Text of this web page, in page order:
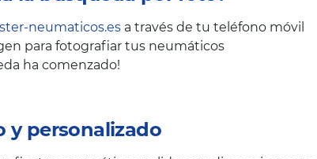
neumaticos.es a través de tu teléfono móvil
para fotografiar tus neumáticos
ha comenzado!
y personalizado